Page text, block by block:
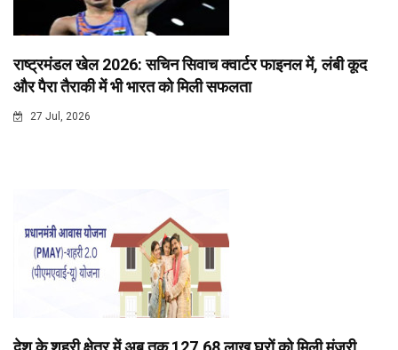
राष्ट्रमंडल खेल 2026: सचिन सिवाच क्वार्टर फाइनल में, लंबी कूद
और पैरा तैराकी में भी भारत को मिली सफलता
27 Jul, 2026